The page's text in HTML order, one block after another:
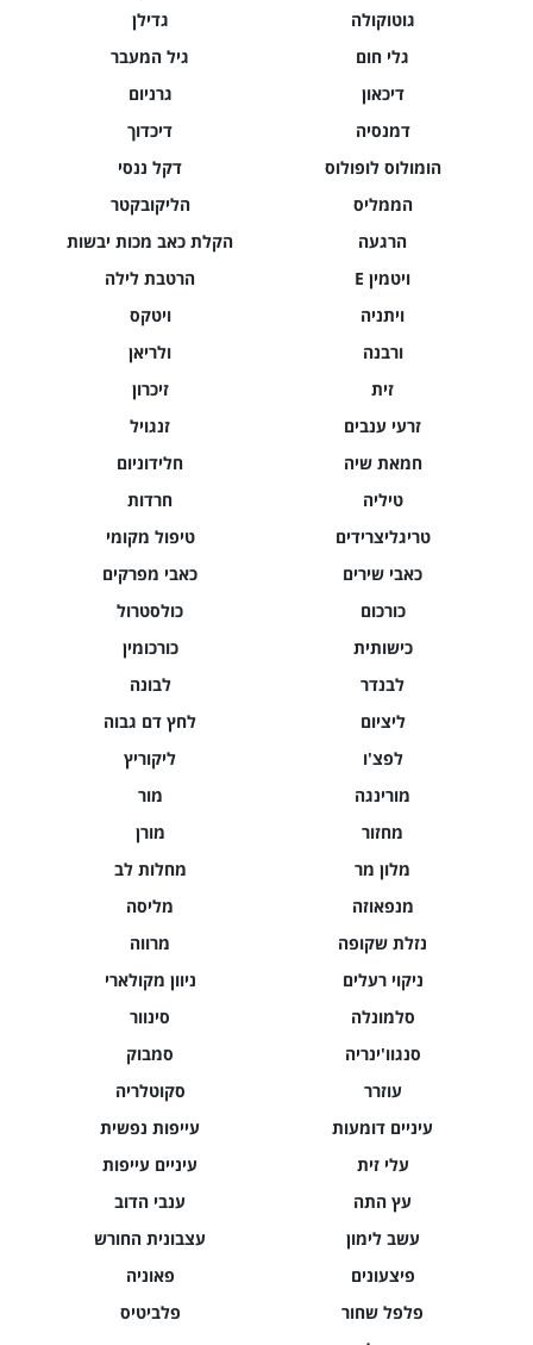
גדילן
גוטוקולה
גיל המעבר
גלי חום
גרניום
דיכאון
דיכדוך
דמנסיה
דקל ננסי
הומולוס לופולוס
הליקובקטר
הממליס
הקלת כאב מכות יבשות
הרגעה
הרטבת לילה
ויטמין E
ויטקס
ויתניה
ולריאן
ורבנה
זיכרון
זית
זנגויל
זרעי ענבים
חלידוניום
חמאת שיה
חרדות
טיליה
טיפול מקומי
טריגליצרידים
כאבי מפרקים
כאבי שירים
כולסטרול
כורכום
כורכומין
כישותית
לבונה
לבנדר
לחץ דם גבוה
ליציום
ליקוריץ
לפצ'ו
מור
מורינגה
מורן
מחזור
מחלות לב
מלון מר
מליסה
מנפאוזה
מרווה
נזלת שקופה
ניוון מקולארי
ניקוי רעלים
סינוור
סלמונלה
סמבוק
סנגוו'ינריה
סקוטלריה
עוזרר
עייפות נפשית
עיניים דומעות
עיניים עייפות
עלי זית
ענבי הדוב
עץ התה
עצבונית החורש
עשב לימון
פאוניה
פיצעונים
פלביטיס
פלפל שחור